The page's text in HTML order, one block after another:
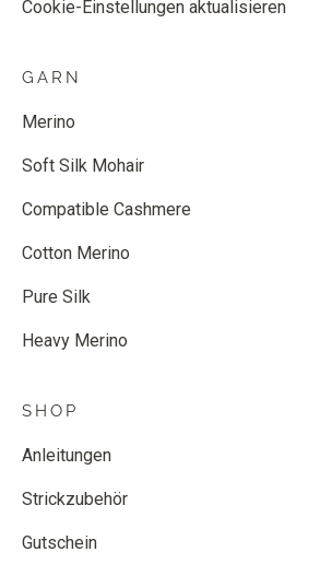
Cookie-Einstellungen aktualisieren
GARN
Merino
Soft Silk Mohair
Compatible Cashmere
Cotton Merino
Pure Silk
Heavy Merino
SHOP
Anleitungen
Strickzubehör
Gutschein